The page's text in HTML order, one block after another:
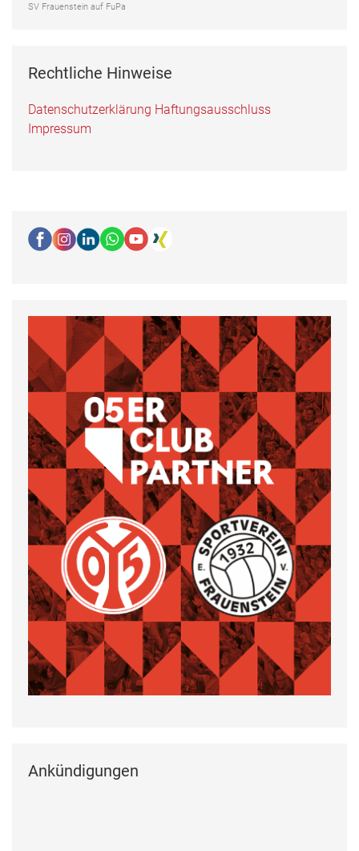
SV Frauenstein auf FuPa
Rechtliche Hinweise
Datenschutzerklärung Haftungsausschluss
Impressum
Ankündigungen